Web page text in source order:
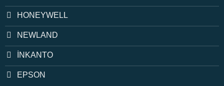
HONEYWELL
NEWLAND
İNKANTO
EPSON